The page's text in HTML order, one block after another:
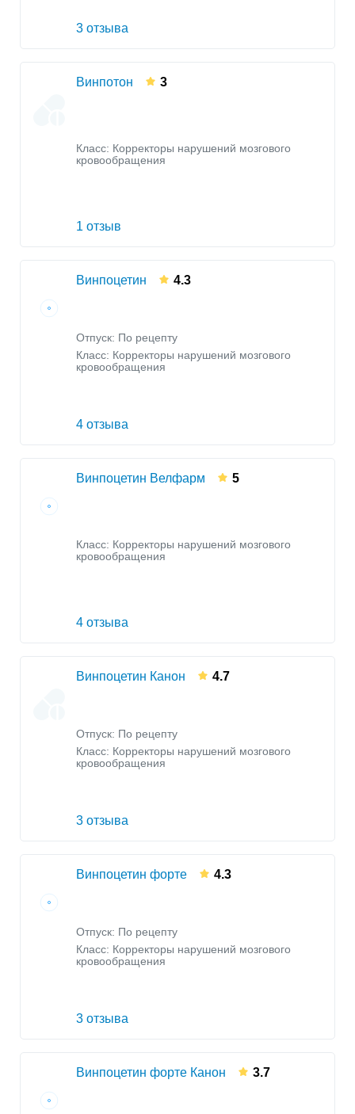
3 отзыва
Винпотон 3
Класс: Корректоры нарушений мозгового
кровообращения
1 отзыв
Винпоцетин 4.3
Отпуск: По рецепту
Класс: Корректоры нарушений мозгового
кровообращения
4 отзыва
Винпоцетин Велфарм 5
Класс: Корректоры нарушений мозгового
кровообращения
4 отзыва
Винпоцетин Канон 4.7
Отпуск: По рецепту
Класс: Корректоры нарушений мозгового
кровообращения
3 отзыва
Винпоцетин форте 4.3
Отпуск: По рецепту
Класс: Корректоры нарушений мозгового
кровообращения
3 отзыва
Винпоцетин форте Канон 3.7